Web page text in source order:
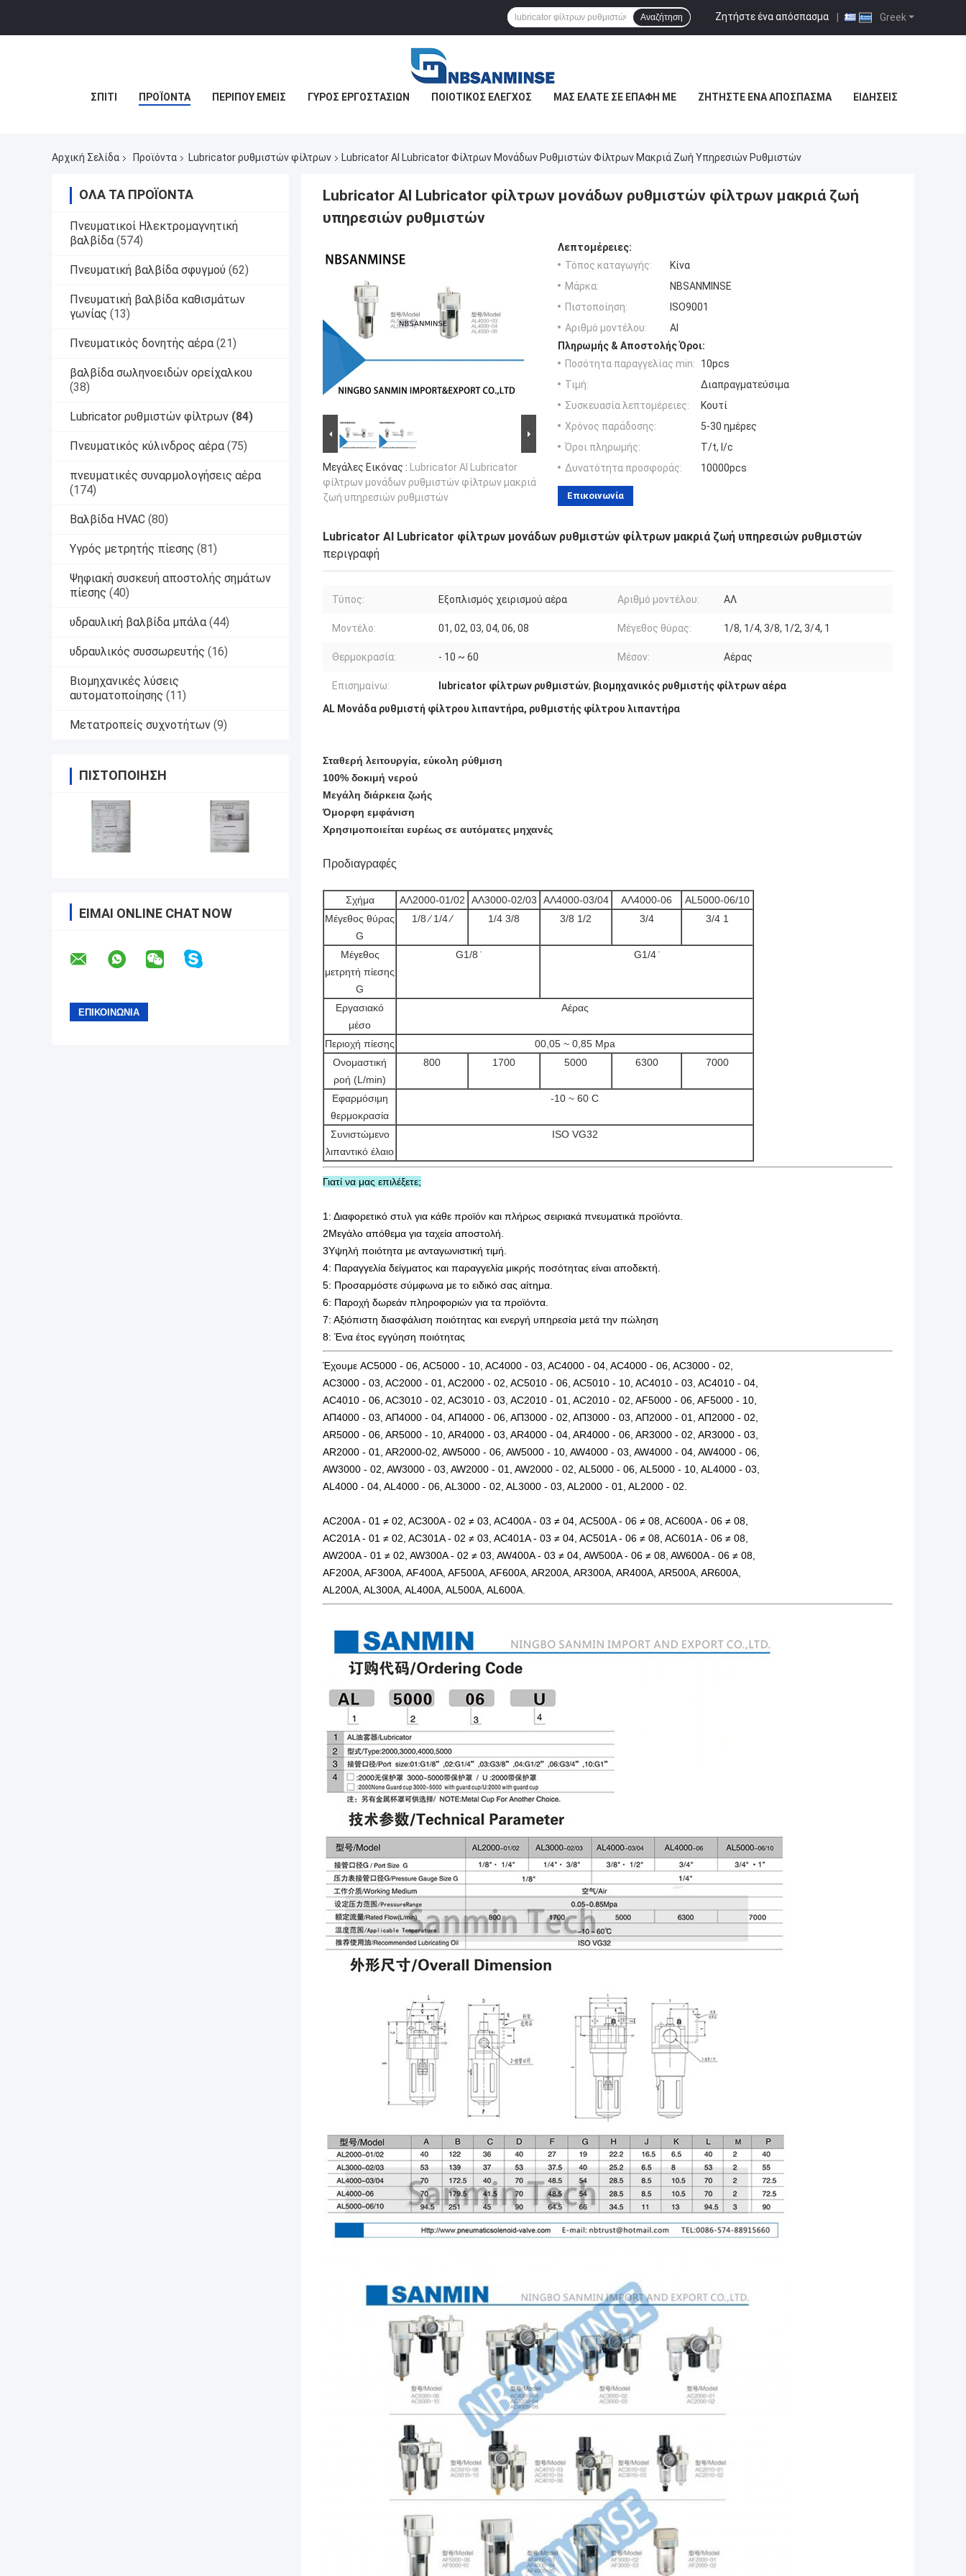
Greek
Ζητήστε ένα απόσπασμα |
Αναζήτηση
ΣΠΊΤΙ ΠΡΟΪΌΝΤΑ ΠΕΡΊΠΟΥ ΕΜΕΊΣ ΓΎΡΟΣ ΕΡΓΟΣΤΑΣΊΩΝ ΠΟΙΟΤΙΚΌΣ ΈΛΕΓΧΟΣ ΜΑΣ ΕΛΆΤΕ ΣΕ ΕΠΑΦΉ ΜΕ ΖΗΤΉΣΤΕ ΈΝΑ ΑΠΌΣΠΑΣΜΑ ΕΙΔΉΣΕΙΣ
Αρχική Σελίδα Προϊόντα Lubricator ρυθμιστών φίλτρων Lubricator Al Lubricator Φίλτρων Μονάδων Ρυθμιστών Φίλτρων Μακριά Ζωή Υπηρεσιών Ρυθμιστών
ΌΛΑ ΤΑ ΠΡΟΪΌΝΤΑ
Πνευματικοί Ηλεκτρομαγνητική
βαλβίδα (574)
Πνευματική βαλβίδα σφυγμού (62)
Πνευματική βαλβίδα καθισμάτων
γωνίας (13)
Πνευματικός δονητής αέρα (21)
βαλβίδα σωληνοειδών ορείχαλκου
(38)
Lubricator ρυθμιστών φίλτρων (84)
Πνευματικός κύλινδρος αέρα (75)
πνευματικές συναρμολογήσεις αέρα
(174)
Βαλβίδα HVAC (80)
Υγρός μετρητής πίεσης (81)
Ψηφιακή συσκευή αποστολής σημάτων
πίεσης (40)
υδραυλική βαλβίδα μπάλα (44)
υδραυλικός συσσωρευτής (16)
Βιομηχανικές λύσεις
αυτοματοποίησης (11)
Μετατροπείς συχνοτήτων (9)
ΠΙΣΤΟΠΟΊΗΣΗ
ΕΊΜΑΙ ONLINE CHAT NOW
Lubricator Al Lubricator φίλτρων μονάδων ρυθμιστών φίλτρων μακριά ζωή
υπηρεσιών ρυθμιστών
Μεγάλες Εικόνας : Lubricator Al Lubricator
φίλτρων μονάδων ρυθμιστών φίλτρων μακριά
ζωή υπηρεσιών ρυθμιστών
Λεπτομέρειες:
Τόπος καταγωγής:
Κίνα
Μάρκα:
NBSANMINSE
Πιστοποίηση:
ISO9001
Αριθμό μοντέλου:
Al
Πληρωμής & Αποστολής Όροι:
Ποσότητα παραγγελίας min:
10pcs
Τιμή:
Διαπραγματεύσιμα
Συσκευασία λεπτομέρειες:
Κουτί
Χρόνος παράδοσης:
5-30 ημέρες
Όροι πληρωμής:
T/t, l/c
Δυνατότητα προσφοράς:
10000pcs
Επικοινωνία
Lubricator Al Lubricator φίλτρων μονάδων ρυθμιστών φίλτρων μακριά ζωή υπηρεσιών ρυθμιστών
περιγραφή
Τύπος: Εξοπλισμός χειρισμού αέρα Αριθμό μοντέλου: ΑΛ
Μοντέλο: 01, 02, 03, 04, 06, 08 Μέγεθος θύρας: 1/8, 1/4, 3/8, 1/2, 3/4, 1
Θερμοκρασία: - 10 ~ 60 Μέσον: Αέρας
Επισημαίνω: lubricator φίλτρων ρυθμιστών, βιομηχανικός ρυθμιστής φίλτρων αέρα
AL Μονάδα ρυθμιστή φίλτρου λιπαντήρα, ρυθμιστής φίλτρου λιπαντήρα
Σταθερή λειτουργία, εύκολη ρύθμιση
100% δοκιμή νερού
Μεγάλη διάρκεια ζωής
Όμορφη εμφάνιση
Χρησιμοποιείται ευρέως σε αυτόματες μηχανές
Προδιαγραφές
Σχήμα ΑΛ2000-01/02 ΑΛ3000-02/03 ΑΛ4000-03/04 ΑΛ4000-06
AL5000-06/10
Μέγεθος θύρας
G
1/8 ⁄ 1/4 ⁄ 1/4 3/8 3/8 1/2 3/4 3/4 1
Μέγεθος
μετρητή πίεσης
G
G1/8 ̇ G1/4 ̇
Εργασιακό
μέσο
Αέρας
Περιοχή πίεσης
00,05 ~ 0,85 Mpa
Ονομαστική
ροή (L/min)
800 1700 5000 6300 7000
Εφαρμόσιμη
θερμοκρασία
-10 ~ 60 C
Συνιστώμενο
λιπαντικό έλαιο
ISO VG32
Γιατί να μας επιλέξετε;
1: Διαφορετικό στυλ για κάθε προϊόν και πλήρως σειριακά πνευματικά προϊόντα.
2Μεγάλο απόθεμα για ταχεία αποστολή.
3Υψηλή ποιότητα με ανταγωνιστική τιμή.
4: Παραγγελία δείγματος και παραγγελία μικρής ποσότητας είναι αποδεκτή.
5: Προσαρμόστε σύμφωνα με το ειδικό σας αίτημα.
6: Παροχή δωρεάν πληροφοριών για τα προϊόντα.
7: Αξιόπιστη διασφάλιση ποιότητας και ενεργή υπηρεσία μετά την πώληση
8: Ένα έτος εγγύηση ποιότητας
Έχουμε AC5000 - 06, AC5000 - 10, AC4000 - 03, AC4000 - 04, AC4000 - 06, AC3000 - 02,
AC3000 - 03, AC2000 - 01, AC2000 - 02, AC5010 - 06, AC5010 - 10, AC4010 - 03, AC4010 - 04,
AC4010 - 06, AC3010 - 02, AC3010 - 03, AC2010 - 01, AC2010 - 02, AF5000 - 06, AF5000 - 10,
ΑΠ4000 - 03, ΑΠ4000 - 04, ΑΠ4000 - 06, ΑΠ3000 - 02, ΑΠ3000 - 03, ΑΠ2000 - 01, ΑΠ2000 - 02,
AR5000 - 06, AR5000 - 10, AR4000 - 03, AR4000 - 04, AR4000 - 06, AR3000 - 02, AR3000 - 03,
AR2000 - 01, AR2000-02, AW5000 - 06, AW5000 - 10, AW4000 - 03, AW4000 - 04, AW4000 - 06,
AW3000 - 02, AW3000 - 03, AW2000 - 01, AW2000 - 02, AL5000 - 06, AL5000 - 10, AL4000 - 03,
AL4000 - 04, AL4000 - 06, AL3000 - 02, AL3000 - 03, AL2000 - 01, AL2000 - 02.
AC200A - 01 ≠ 02, AC300A - 02 ≠ 03, AC400A - 03 ≠ 04, AC500A - 06 ≠ 08, AC600A - 06 ≠ 08,
AC201A - 01 ≠ 02, AC301A - 02 ≠ 03, AC401A - 03 ≠ 04, AC501A - 06 ≠ 08, AC601A - 06 ≠ 08,
AW200A - 01 ≠ 02, AW300A - 02 ≠ 03, AW400A - 03 ≠ 04, AW500A - 06 ≠ 08, AW600A - 06 ≠ 08,
AF200A, AF300A, AF400A, AF500A, AF600A, AR200A, AR300A, AR400A, AR500A, AR600A,
AL200A, AL300A, AL400A, AL500A, AL600A.